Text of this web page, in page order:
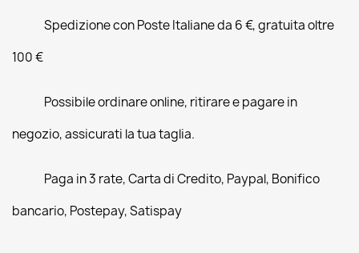
Spedizione con Poste Italiane da 6 €, gratuita oltre
100 €
Possibile ordinare online, ritirare e pagare in
negozio, assicurati la tua taglia.
Paga in 3 rate, Carta di Credito, Paypal, Bonifico
bancario, Postepay, Satispay